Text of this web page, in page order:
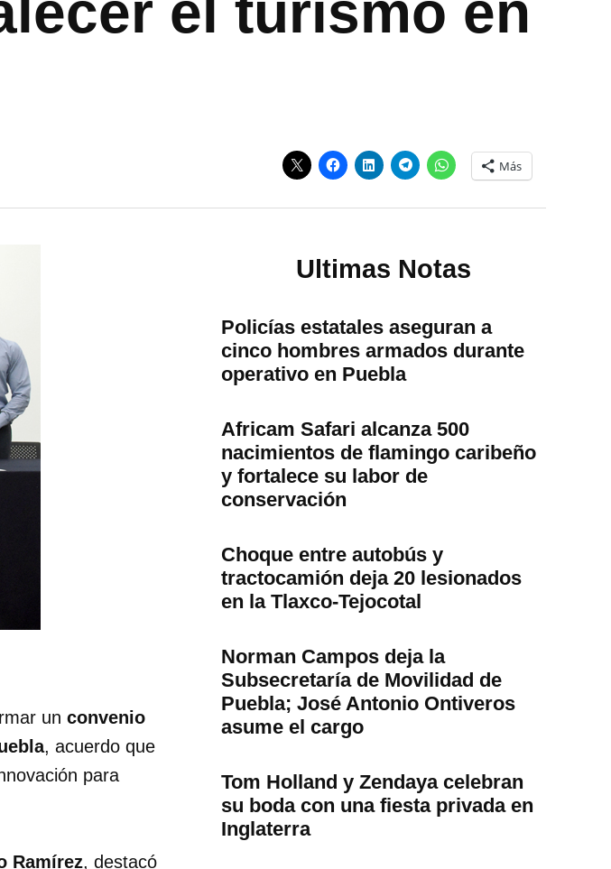
Más
un convenio
, acuerdo que
para
Ramírez, destacó
Ultimas Notas
Policías estatales aseguran a
cinco hombres armados durante
operativo en Puebla
Africam Safari alcanza 500
nacimientos de flamingo caribeño
y fortalece su labor de
conservación
Choque entre autobús y
tractocamión deja 20 lesionados
en la Tlaxco-Tejocotal
Norman Campos deja la
Subsecretaría de Movilidad de
Puebla; José Antonio Ontiveros
asume el cargo
Tom Holland y Zendaya celebran
su boda con una fiesta privada en
Inglaterra